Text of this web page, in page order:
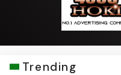
Trending